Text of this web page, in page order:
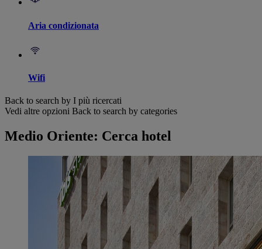
Aria condizionata
Wifi
Back to search by I più ricercati
Vedi altre opzioni Back to search by categories
Medio Oriente: Cerca hotel